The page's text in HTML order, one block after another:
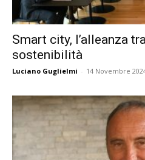
Smart city, l’alleanza
sostenibilità
Luciano Guglielmi - 14 Novembre